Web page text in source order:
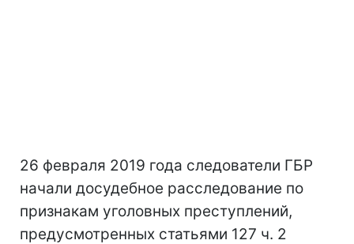
26 февраля 2019 года следователи ГБР
начали досудебное расследование по
признакам уголовных преступлений,
предусмотренных статьями 127 ч. 2